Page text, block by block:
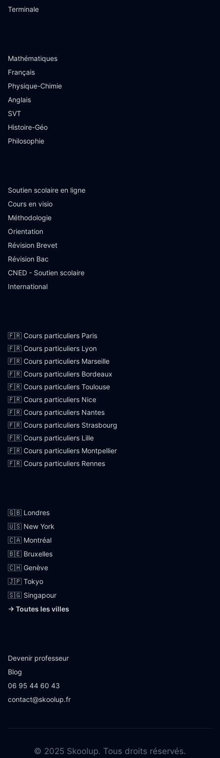
Terminale
Mathématiques
Français
Physique-Chimie
Anglais
SVT
Histoire-Géo
Philosophie
Soutien scolaire en ligne
Cours en visio
Méthodologie
Orientation
Révision Brevet
Révision Bac
CNED - Soutien scolaire
International
🇫🇷 Cours particuliers Paris
🇫🇷 Cours particuliers Lyon
🇫🇷 Cours particuliers Marseille
🇫🇷 Cours particuliers Bordeaux
🇫🇷 Cours particuliers Toulouse
🇫🇷 Cours particuliers Nice
🇫🇷 Cours particuliers Nantes
🇫🇷 Cours particuliers Strasbourg
🇫🇷 Cours particuliers Lille
🇫🇷 Cours particuliers Montpellier
🇫🇷 Cours particuliers Rennes
🇬🇧 Londres
🇺🇸 New York
🇨🇦 Montréal
🇧🇪 Bruxelles
🇨🇭 Genève
🇯🇵 Tokyo
🇸🇬 Singapour
→ Toutes les villes
Devenir professeur
Blog
06 95 44 60 43
contact@skoolup.fr
© 2025 Skoolup. Tous droits réservés.